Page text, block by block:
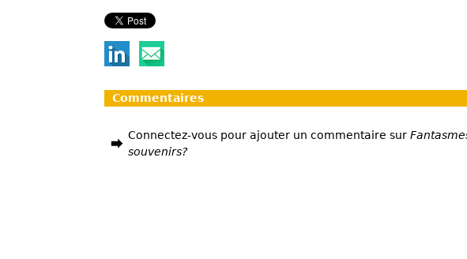
Commentaires
Connectez-vous pour ajouter un commentaire sur
souvenirs?